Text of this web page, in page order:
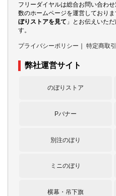
フリーダイヤルは総合お問い合わ
数のホームページを運営しており
ぼりストアを見て 」とお伝えいた
す。
プライバシーポリシー ｜ 特定商取
弊社運営サイト
のぼりストア
Pバナー
別注のぼり
ミニのぼり
横幕・吊下旗